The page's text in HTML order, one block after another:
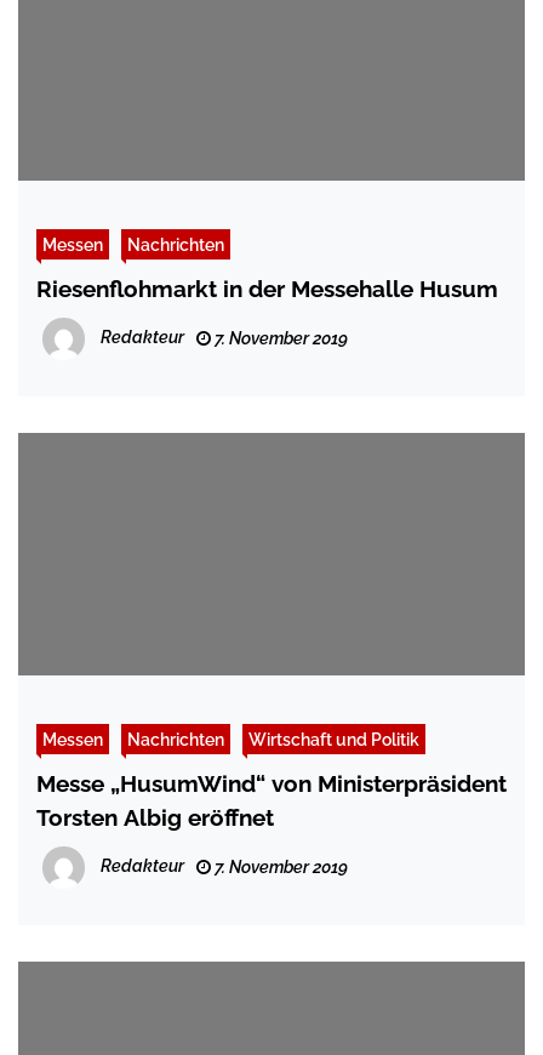
Messen Nachrichten
Riesenflohmarkt in der Messehalle Husum
Redakteur 7. November 2019
Messen Nachrichten Wirtschaft und Politik
Messe „HusumWind“ von Ministerpräsident
Torsten Albig eröffnet
Redakteur 7. November 2019